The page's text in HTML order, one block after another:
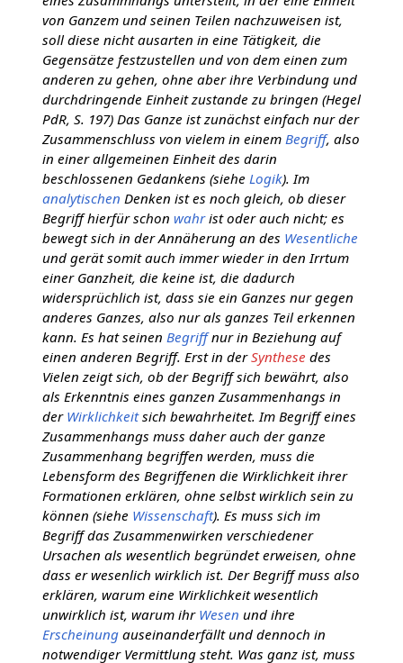
von Ganzem und seinen Teilen nachzuweisen ist,
soll diese nicht ausarten in eine Tätigkeit, die
Gegensätze festzustellen und von dem einen zum
anderen zu gehen, ohne aber ihre Verbindung und
durchdringende Einheit zustande zu bringen (Hegel
PdR, S. 197) Das Ganze ist zunächst einfach nur der
Zusammenschluss von vielem in einem Begriff, also
in einer allgemeinen Einheit des darin
beschlossenen Gedankens (siehe Logik). Im
analytischen Denken ist es noch gleich, ob dieser
Begriff hierfür schon wahrist oder auch nicht; es
bewegt sich in der Annäherung an des Wesentliche
und gerät somit auch immer wieder in den Irrtum
einer Ganzheit, die keine ist, die dadurch
widersprüchlich ist, dass sie ein Ganzes nur gegen
anderes Ganzes, also nur als ganzes Teil erkennen
kann. Es hat seinen Begriffnur in Beziehung auf
einen anderen Begriff. Erst in derSynthese des
Vielen zeigt sich, ob der Begriff sich bewährt, also
als Erkenntnis eines ganzen Zusammenhangs in
der Wirklichkeitsich bewahrheitet. Im Begriff eines
Zusammenhangs muss daher auch der ganze
Zusammenhang begriffen werden, muss die
Lebensform des Begriffenen die Wirklichkeit ihrer
Formationen erklären, ohne selbst wirklich sein zu
können (siehe Wissenschaft). Es muss sich im
Begriff das Zusammenwirken verschiedener
Ursachen als wesentlich begründet erweisen, ohne
dass er wesenlich wirklich ist. Der Begriff muss also
erklären, warum eine Wirklichkeit wesentlich
unwirklich ist, warum ihr Wesen und ihre
Erscheinungauseinanderfällt und dennoch in
notwendiger Vermittlung steht. Was ganz ist, muss